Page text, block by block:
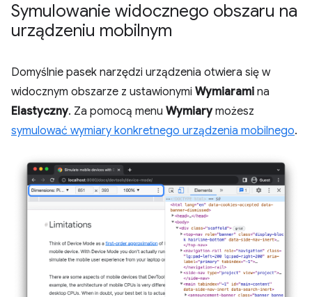
Symulowanie widocznego obszaru na
urządzeniu mobilnym
Domyślnie pasek narzędzi urządzenia otwiera się w
widocznym obszarze z ustawionymi Wymiarami na
Elastyczny. Za pomocą menu Wymiarymożesz
symulować wymiary konkretnego urządzenia mobilnego.